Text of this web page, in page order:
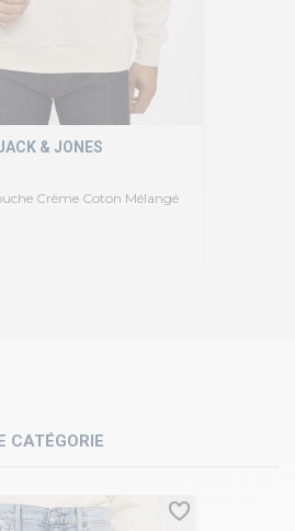
Crème Coton Mélangé
& JONES
CATÉGORIE